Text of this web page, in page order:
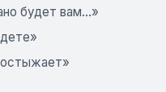
будет вам…»